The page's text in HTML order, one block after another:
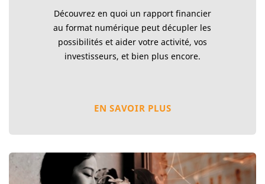
Découvrez en quoi un rapport financier
au format numérique peut décupler les
possibilités et aider votre activité, vos
investisseurs, et bien plus encore.
EN SAVOIR PLUS